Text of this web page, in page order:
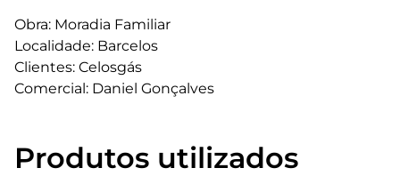
Obra: Moradia Familiar
Localidade: Barcelos
Clientes: Celosgás
Comercial: Daniel Gonçalves
Produtos utilizados